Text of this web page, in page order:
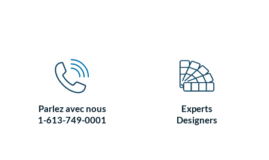
Parlez avec nous
1-613-749-0001
Experts
Designers